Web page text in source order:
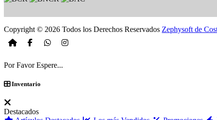
Copyright © 2026 Todos los Derechos Reservados Zephysoft de
Por Favor Espere...
Inventario
Destacados